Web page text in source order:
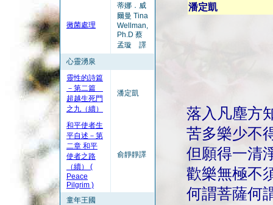
黴菌處理
蒂娜．威
爾曼 Tina
Wellman,
Ph.D 蔡
孟璇 譯
心靈湧泉
靈性的詩篇
－第二篇
超越生死門
之九（續）
潘定凱
和平使者生
平自述－第
二章 和平
使者之路
（續） (
Peace
Pilgrim )
俞靜靜譯
童年王國
潘定凱
落入凡塵方
苦多樂少不
但願得一清
歡樂無極不
何謂菩薩何